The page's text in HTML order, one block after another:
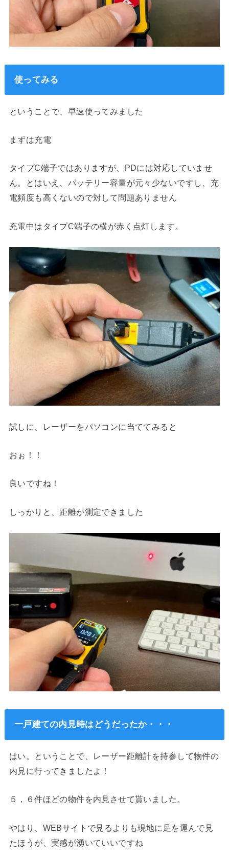
使ってみる
ということで、早速使ってみました
まずは充電
タイプC端子ではありますが、PDには対応していませ
ん。とはいえ、バッテリー容量が元々少ないですし、充
電頻度も高くないので対して問題ありません
充電中はタイプC端子の横が赤く点灯します。
試しに、レーザーをパソコンに当ててみると
おぉ！！
良いですね！
しっかりと、距離が測定できました
一戸建ての内見時はどうだったか・・・
はい。ということで、レーザー距離計を持参して物件の
内見に行ってきましたよ！
５，６件ほどの物件を内見させて貰いました。
やはり、WEBサイトで見るよりも現地に足を運んで見
たほうが、実感が湧いていいですね